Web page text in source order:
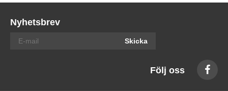
Nyhetsbrev
Skicka
Följ oss